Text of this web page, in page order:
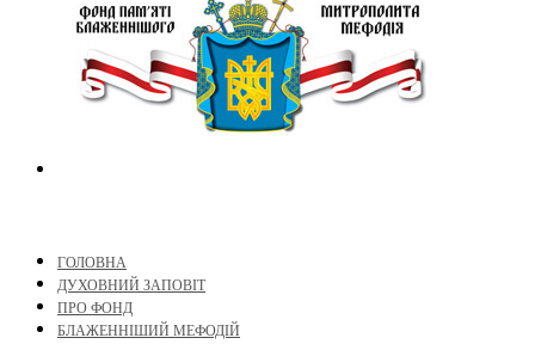
ГОЛОВНА
ДУХОВНИЙ ЗАПОВІТ
ПРО ФОНД
БЛАЖЕННІШИЙ МЕФОДІЙ